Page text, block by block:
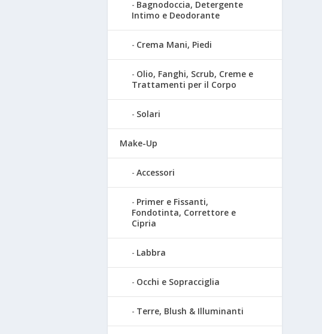
Bagnodoccia, Detergente
Intimo e Deodorante
Crema Mani, Piedi
Olio, Fanghi, Scrub, Creme e
Trattamenti per il Corpo
Solari
Make-Up
Accessori
Primer e Fissanti,
Fondotinta, Correttore e
Cipria
Labbra
Occhi e Sopracciglia
Terre, Blush & Illuminanti